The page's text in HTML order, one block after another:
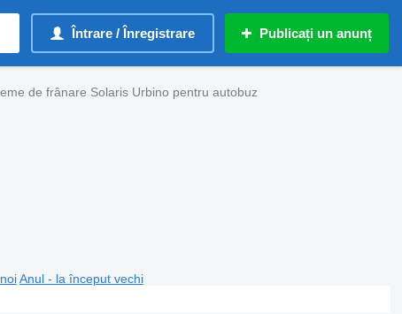
Întrare / Înregistrare Publicați un anunț
de frânare Solaris Urbino pentru autobuz
Anul - la început vechi